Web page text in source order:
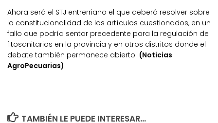
Ahora será el STJ entrerriano el que deberá resolver sobre
la constitucionalidad de los artículos cuestionados, en un
fallo que podría sentar precedente para la regulación de
fitosanitarios en la provincia y en otros distritos donde el
debate también permanece abierto. (Noticias
AgroPecuarias)
TAMBIÉN LE PUEDE INTERESAR...